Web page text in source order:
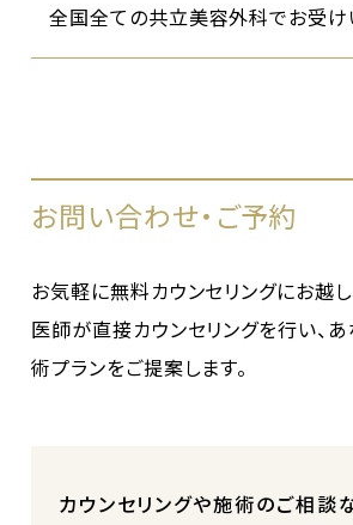
全国全ての共立美容外科でお受け
お問い合わせ・ご予約
お気軽に無料カウンセリングにお越し
医師が直接カウンセリングを行い、
術プランをご提案します。
カウンセリングや施術のご相談